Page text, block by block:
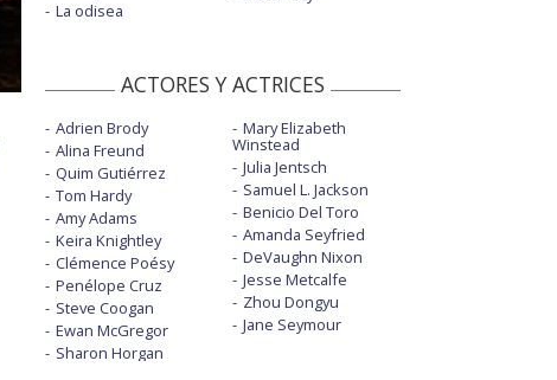
La odisea
ACTORES Y ACTRICES
Adrien Brody
Alina Freund
Quim Gutiérrez
Tom Hardy
Amy Adams
Keira Knightley
Clémence Poésy
Penélope Cruz
Steve Coogan
Ewan McGregor
Sharon Horgan
Mary Elizabeth
Winstead
Julia Jentsch
Samuel L. Jackson
Benicio Del Toro
Amanda Seyfried
DeVaughn Nixon
Jesse Metcalfe
Zhou Dongyu
Jane Seymour